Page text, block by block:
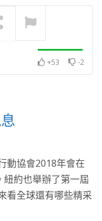
5月・澈見全球訊
+53 -2
動協會2018年會在
約也舉辦了第一屆
看全球還有哪些精采